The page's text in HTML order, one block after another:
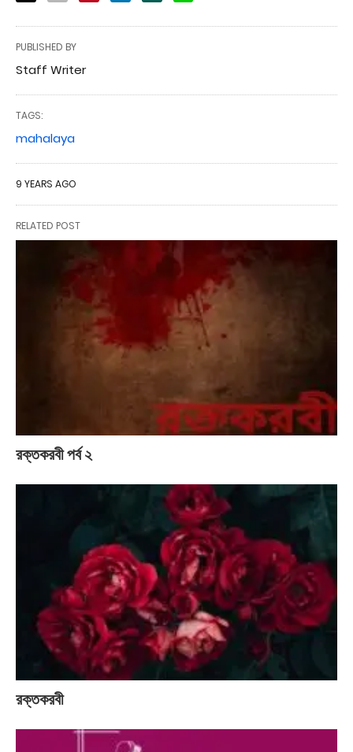
PUBLISHED BY
Staff Writer
TAGS:
mahalaya
9 YEARS AGO
RELATED POST
রক্তকরবী পর্ব ২
রক্তকরবী